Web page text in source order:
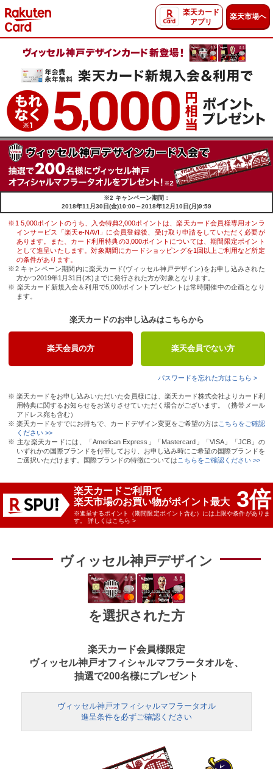
楽天カード
アプリ
楽天市場へ
※2 キャンペーン期間：
2018年11月30日(金)10:00～2018年12月10日(月)9:59
※1 5,000ポイントのうち、入会特典2,000ポイントは、楽天カード会員様専用オンラ
インサービス「楽天e-NAVI」に会員登録後、受け取り申請をしていただく必要が
あります。また、カード利用特典の3,000ポイントについては、期間限定ポイント
として進呈いたします。対象期間にカードショッピングを1回以上ご利用など所定
の条件があります。
※2 キャンペーン期間内に楽天カード(ヴィッセル神戸デザイン)をお申し込みされた
方かつ2019年1月31日(木)までに発行された方が対象となります。
※ 楽天カード新規入会＆利用で5,000ポイントプレゼントは常時開催中の企画となり
ます。
楽天カードのお申し込みはこちらから
楽天会員の方 楽天会員でない方
パスワードを忘れた方はこちら >
※ 楽天カードをお申し込みいただいた会員様には、楽天カード株式会社よりカード利
用特典に関するお知らせをお送りさせていただく場合がございます。（携帯メール
アドレス宛も含む）
※ 楽天カードをすでにお持ちで、カードデザイン変更をご希望の方は こちらをご確認
ください >>
※ 主な楽天カードには、「American Express」「Mastercard」「VISA」「JCB」の
いずれかの国際ブランドを付帯しており、お申し込み時にご希望の国際ブランドを
ご選択いただけます。国際ブランドの特徴については こちらをご確認ください >>
楽天カードご利用で
楽天市場のお買い物がポイント最大
3倍
※進呈するポイント（期間限定ポイント含む）には上限や条件がありま
す。 詳しくはこちら >
ヴィッセル神戸デザイン
を選択された方
楽天カード会員様限定
ヴィッセル神戸オフィシャルマフラータオルを、
抽選で200名様にプレゼント
ヴィッセル神戸オフィシャルマフラータオル
進呈条件を必ずご確認ください